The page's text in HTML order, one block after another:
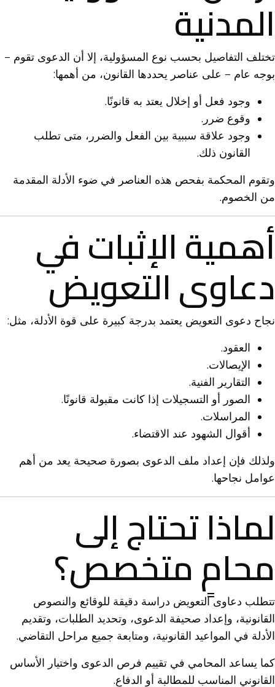
المدنية
تختلف التفاصيل بحسب نوع المسؤولية، إلا أن الدعوى تقوم –
بوجه عام – على عناصر يحددها القانون، من أهمها:
وجود فعل أو إخلال يعتد به قانونًا.
وقوع ضرر.
وجود علاقة سببية بين الفعل والضرر، متى تطلب
القانون ذلك.
وتقوم المحكمة بفحص هذه العناصر في ضوء الأدلة المقدمة
من الخصوم.
أهمية الإثبات في
دعاوى التعويض
نجاح دعوى التعويض يعتمد بدرجة كبيرة على قوة الأدلة، مثل:
العقود.
الإيصالات.
التقارير الفنية.
الصور أو التسجيلات إذا كانت مقبولة قانونًا.
المراسلات.
أقوال الشهود عند الاقتضاء.
ولذلك فإن إعداد ملف الدعوى بصورة صحيحة يعد من أهم
عوامل نجاحها.
لماذا تحتاج إلى
محامٍ متخصص؟
تتطلب دعاوى التعويض دراسة دقيقة للوقائع والنصوص
القانونية، وإعداد صحيفة الدعوى، وتحديد الطلبات، وتقديم
الأدلة في المواعيد القانونية، ومتابعة جميع مراحل التقاضي.
كما يساعد المحامي في تقييم فرص الدعوى واختيار الأساس
القانوني المناسب للمطالبة أو الدفاع.